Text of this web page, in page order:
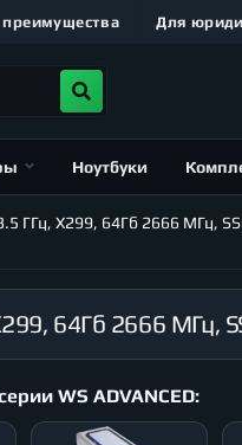
Для
Ноутбуки
ГГц, X299, 64Гб 2666 МГц,
WS ADVANCED: